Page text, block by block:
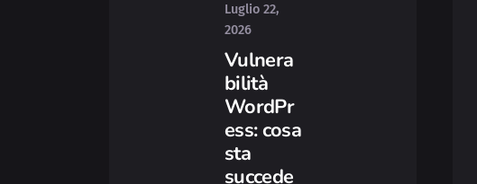
Luglio 22,
2026
Vulnera
bilità
WordPr
ess: cosa
sta
succede